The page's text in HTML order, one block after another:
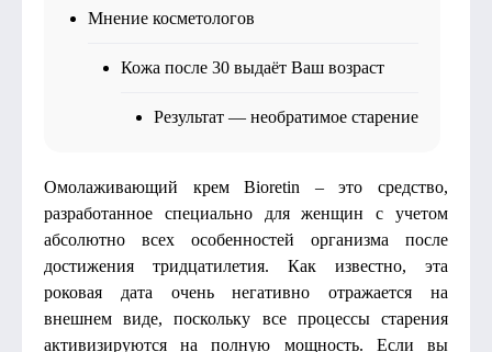
Мнение косметологов
Кожа после 30 выдаёт Ваш возраст
Результат — необратимое старение
Омолаживающий крем Bioretin – это средство,
разработанное специально для женщин с учетом
абсолютно всех особенностей организма после
достижения тридцатилетия. Как известно, эта
роковая дата очень негативно отражается на
внешнем виде, поскольку все процессы старения
активизируются на полную мощность. Если вы